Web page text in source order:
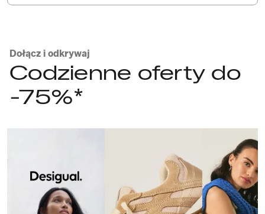
Dołącz i odkrywaj
Codzienne oferty do
-75%*